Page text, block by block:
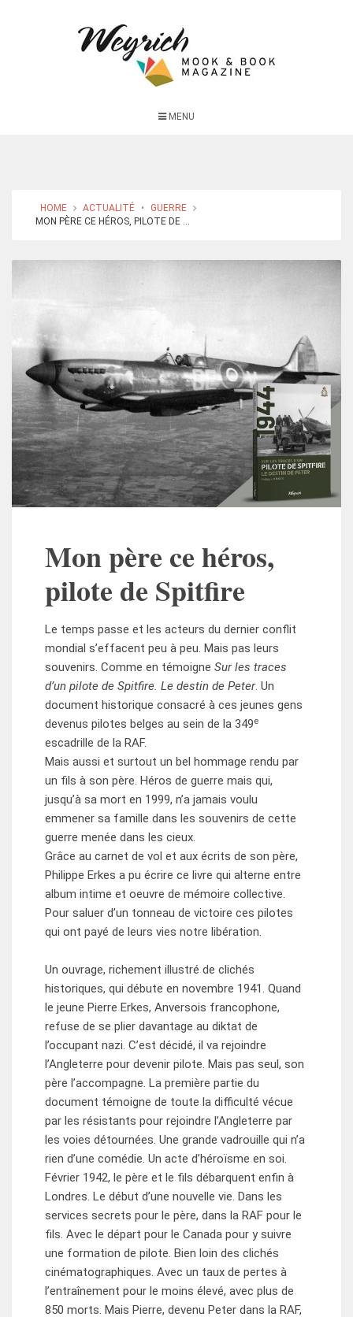
MENU
HOME ACTUALITÉ •
GUERRE
MON PÈRE CE HÉROS, PILOTE DE ...
Mon père ce héros,
pilote de Spitfire
Le temps passe et les acteurs du dernier conflit
mondial s’effacent peu à peu. Mais pas leurs
souvenirs. Comme en témoigne Sur les traces
d’un pilote de Spitfire. Le destin de Peter. Un
document historique consacré à ces jeunes gens
devenus pilotes belges au sein de la 349e
escadrille de la RAF.
Mais aussi et surtout un bel hommage rendu par
un fils à son père. Héros de guerre mais qui,
jusqu’à sa mort en 1999, n’a jamais voulu
emmener sa famille dans les souvenirs de cette
guerre menée dans les cieux.
Grâce au carnet de vol et aux écrits de son père,
Philippe Erkes a pu écrire ce livre qui alterne entre
album intime et oeuvre de mémoire collective.
Pour saluer d’un tonneau de victoire ces pilotes
qui ont payé de leurs vies notre libération.
Un ouvrage, richement illustré de clichés
historiques, qui débute en novembre 1941. Quand
le jeune Pierre Erkes, Anversois francophone,
refuse de se plier davantage au diktat de
l’occupant nazi. C’est décidé, il va rejoindre
l’Angleterre pour devenir pilote. Mais pas seul, son
père l’accompagne. La première partie du
document témoigne de toute la difficulté vécue
par les résistants pour rejoindre l’Angleterre par
les voies détournées. Une grande vadrouille qui n’a
rien d’une comédie. Un acte d’héroïsme en soi.
Février 1942, le père et le fils débarquent enfin à
Londres. Le début d’une nouvelle vie. Dans les
services secrets pour le père, dans la RAF pour le
fils. Avec le départ pour le Canada pour y suivre
une formation de pilote. Bien loin des clichés
cinématographiques. Avec un taux de pertes à
l’entraînement pour le moins élevé, avec plus de
850 morts. Mais Pierre, devenu Peter dans la RAF,